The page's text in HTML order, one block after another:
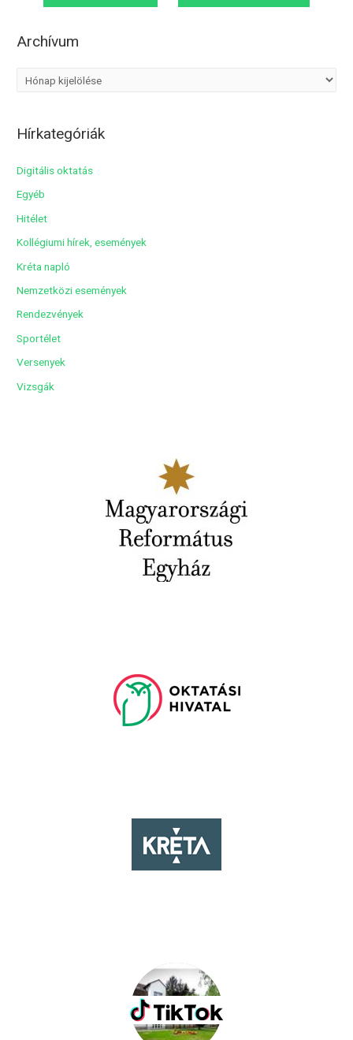
navigáció
Archívum
h
m
Hírkategóriák
Digitális oktatás
Egyéb
Hitélet
Kollégiumi hírek, események
Kréta napló
Nemzetközi események
Rendezvények
Sportélet
Versenyek
Vizsgák